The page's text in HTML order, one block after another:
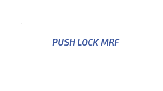
PUSH LOCK MRF